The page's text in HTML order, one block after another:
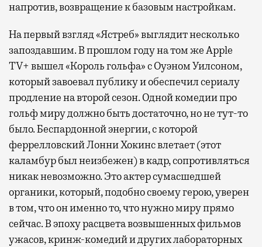
напротив, возвращение к базовым настройкам.
На первый взгляд «Ястреб» выглядит несколько
запоздавшим. В прошлом году на том же Apple
TV+ вышел «Король гольфа» с Оуэном Уилсоном,
который завоевал публику и обеспечил сериалу
продление на второй сезон. Одной комедии про
гольф миру должно быть достаточно, но не тут-то
было. Беспардонной энергии, с которой
феррелловский Лонни Хокинс влетает (этот
каламбур был неизбежен) в кадр, сопротивляться
никак невозможно. Это актер сумасшедшей
органики, который, подобно своему герою, уверен
в том, что он именно то, что нужно миру прямо
сейчас. В эпоху расцвета возвышенных фильмов
ужасов, кринж-комедий и других лабораторных